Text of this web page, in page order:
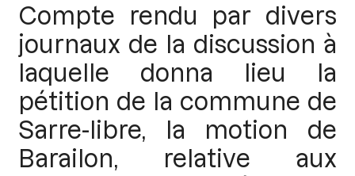
Compte rendu par divers
journaux de la discussion à
laquelle donna lieu la
pétition de la commune de
Sarre-libre, la motion de
Barailon, relative aux